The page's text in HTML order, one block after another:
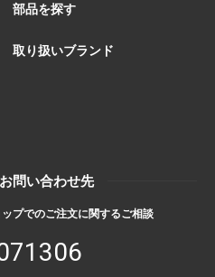
部品を探す
取り扱いブランド
問い合わせ先
プでのご注文に関するご相談